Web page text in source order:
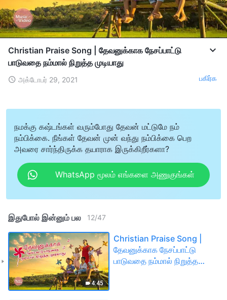
Christian Praise Song | தேவனுக்காக நேசப்பாட்டு
பாடுவதை நம்மால் நிறுத்த முடியாது
அக்டோபர் 29, 2021 பகிர்க
நமக்கு கஷ்டங்கள் வரும்போது தேவன் மட்டுமே நம்
நம்பிக்கை. நீங்கள் தேவன் முன் வந்து நம்பிக்கை பெற
அவரை சார்ந்திருக்க தயாராக இருக்கிறீர்களா?
WhatsApp மூலம் எங்களை அணுகுங்கள்
இதுபோல் இன்னும் பல 12/47
4:45
Christian Praise Song |
தேவனுக்காக நேசப்பாட்டு
பாடுவதை நம்மால் நிறுத்த